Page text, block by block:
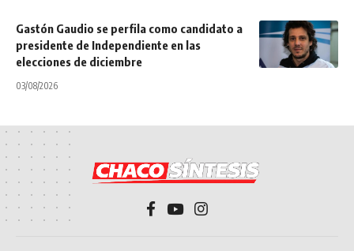
Gastón Gaudio se perfila como candidato a
presidente de Independiente en las
elecciones de diciembre
03/08/2026